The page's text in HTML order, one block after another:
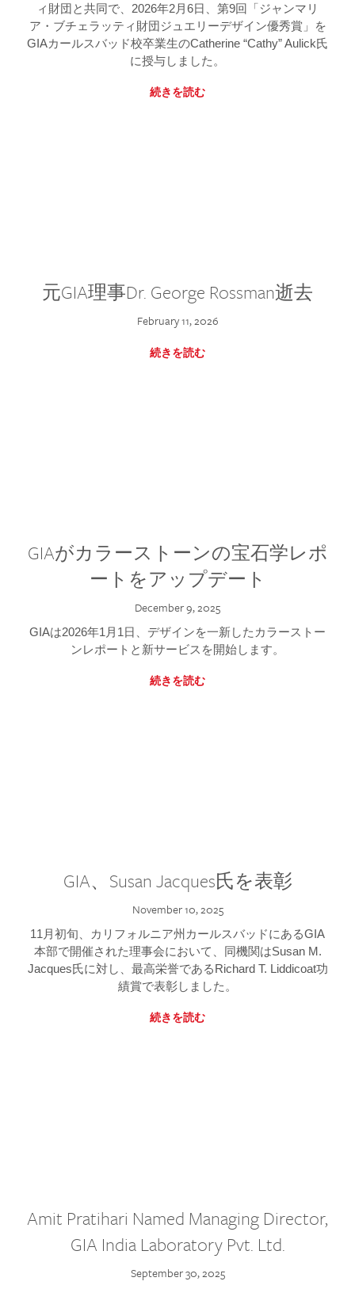
ィ財団と共同で、2026年2月6日、第9回「ジャンマリ
ア・ブチェラッティ財団ジュエリーデザイン優秀賞」を
GIAカールスバッド校卒業生のCatherine “Cathy” Aulick氏
に授与しました。
続きを読む
元GIA理事Dr. George Rossman逝去
February 11, 2026
続きを読む
GIAがカラーストーンの宝石学レポ
ートをアップデート
December 9, 2025
GIAは2026年1月1日、デザインを一新したカラーストー
ンレポートと新サービスを開始します。
続きを読む
GIA、Susan Jacques氏を表彰
November 10, 2025
11月初旬、カリフォルニア州カールスバッドにあるGIA
本部で開催された理事会において、同機関はSusan M.
Jacques氏に対し、最高栄誉であるRichard T. Liddicoat功
績賞で表彰しました。
続きを読む
Amit Pratihari Named Managing Director,
GIA India Laboratory Pvt. Ltd.
September 30, 2025